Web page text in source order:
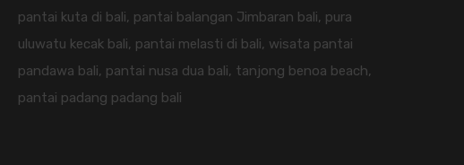
pantai kuta di bali, pantai balangan Jimbaran bali, pura
uluwatu kecak bali, pantai melasti di bali, wisata pantai
pandawa bali, pantai nusa dua bali, tanjong benoa beach,
pantai padang padang bali